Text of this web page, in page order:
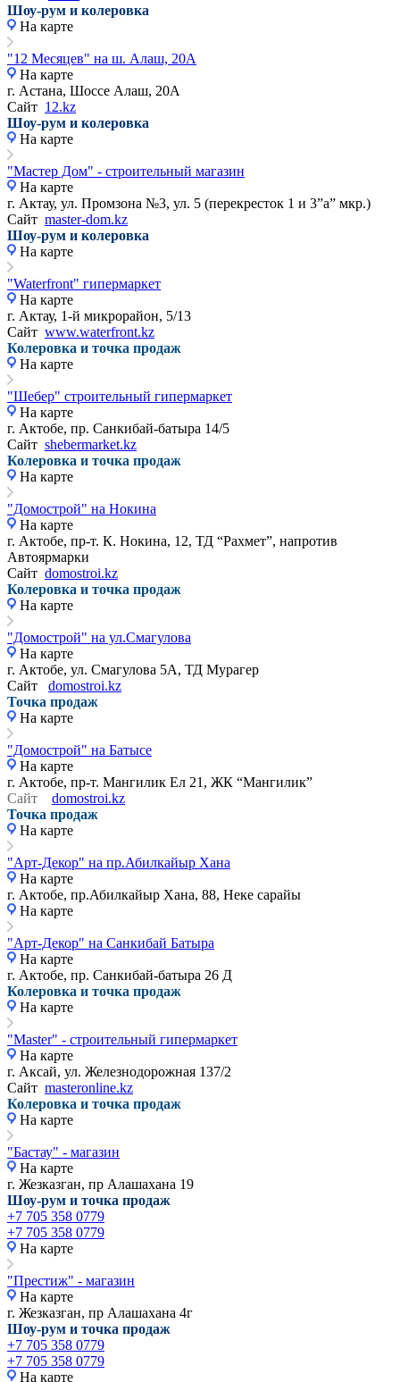
Шоу-рум и колеровка
На карте
"12 Месяцев" на ш. Алаш, 20А
На карте
г. Астана, Шоссе Алаш, 20А
Сайт 12.kz
Шоу-рум и колеровка
На карте
"Мастер Дом" - строительный магазин
На карте
г. Актау, ул. Промзона №3, ул. 5 (перекресток 1 и 3”а” мкр.)
Сайт master-dom.kz
Шоу-рум и колеровка
На карте
"Waterfront" гипермаркет
На карте
г. Актау, 1-й микрорайон, 5/13
Сайт www.waterfront.kz
Колеровка и точка продаж
На карте
"Шебер" строительный гипермаркет
На карте
г. Актобе, пр. Санкибай-батыра 14/5
Сайт shebermarket.kz
Колеровка и точка продаж
На карте
"Домострой" на Нокина
На карте
г. Актобе, пр-т. К. Нокина, 12, ТД “Рахмет”, напротив
Автоярмарки
Сайт domostroi.kz
Колеровка и точка продаж
На карте
"Домострой" на ул.Смагулова
На карте
г. Актобе, ул. Смагулова 5А, ТД Мурагер
Сайт domostroi.kz
Точка продаж
На карте
"Домострой" на Батысе
На карте
г. Актобе, пр-т. Мангилик Ел 21, ЖК “Мангилик”
Сайт
domostroi.kz
Точка продаж
На карте
"Арт-Декор" на пр.Абилкайыр Хана
На карте
г. Актобе, пр.Абилкайыр Хана, 88, ​Неке сарайы
На карте
"Арт-Декор" на Санкибай Батыра
На карте
г. Актобе, пр. Санкибай-батыра 26 Д
Колеровка и точка продаж
На карте
"Master" - строительный гипермаркет
На карте
г. Аксай, ул. Железнодорожная 137/2
Сайт masteronline.kz
Колеровка и точка продаж
На карте
"Бастау" - магазин
На карте
г. Жезказган, пр Алашахана 19
Шоу-рум и точка продаж
+7 705 358 0779
+7 705 358 0779
На карте
"Престиж" - магазин
На карте
г. Жезказган, пр Алашахана 4г
Шоу-рум и точка продаж
+7 705 358 0779
+7 705 358 0779
На карте